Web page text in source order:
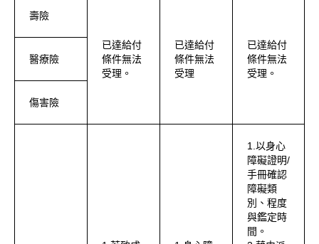
壽險
已達給付
條件無法
受理。
已達給付
條件無法
受理
已達給付
條件無法
受理。
醫療險
傷害險
1.以身心
障礙證明/
手冊確認
障礙類
別、程度
與鑑定時
間。